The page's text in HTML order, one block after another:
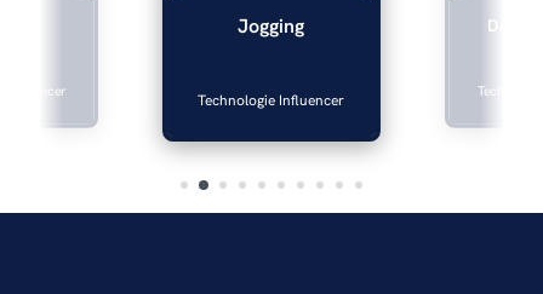
Influencer
Jogging
Technologie Influencer